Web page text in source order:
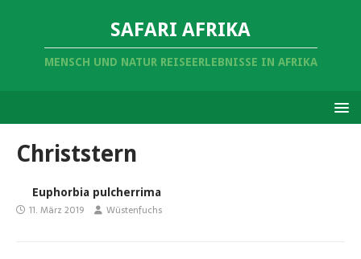
SAFARI AFRIKA
MENSCH UND NATUR REISEERLEBNISSE IN AFRIKA
Christstern
Euphorbia pulcherrima
11. März 2019 Wüstenfuchs